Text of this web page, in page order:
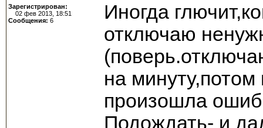
Зарегистрирован:
02 фев 2013, 18:51
Сообщения: 6
Иногда
отключаю
на
произошла
Подождать- и